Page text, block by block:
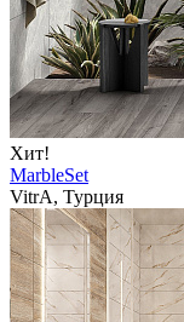
Хит!
MarbleSet
VitrA, Турция